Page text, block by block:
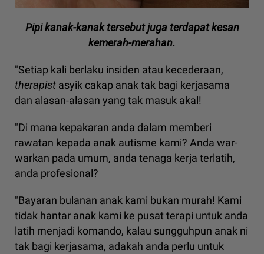
Pipi kanak-kanak tersebut juga terdapat kesan
kemerah-merahan.
"Setiap kali berlaku insiden atau kecederaan,
therapist asyik cakap anak tak bagi kerjasama
dan alasan-alasan yang tak masuk akal!
"Di mana kepakaran anda dalam memberi
rawatan kepada anak autisme kami? Anda war-
warkan pada umum, anda tenaga kerja terlatih,
anda profesional?
"Bayaran bulanan anak kami bukan murah! Kami
tidak hantar anak kami ke pusat terapi untuk anda
latih menjadi komando, kalau sungguhpun anak ni
tak bagi kerjasama, adakah anda perlu untuk